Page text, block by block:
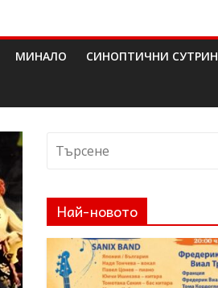
МИНАЛО СИНОПТИЧНИ СУТРИН
Най-новото